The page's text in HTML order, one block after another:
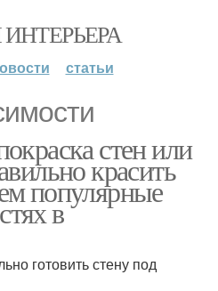
статьи
стен или
красить
популярные
в
готовить стену под